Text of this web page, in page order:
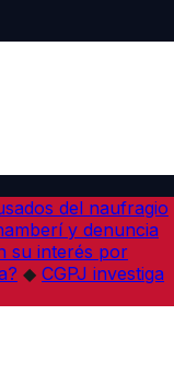
del naufragio
y denuncia
su interés por
◆ CGPJ investiga